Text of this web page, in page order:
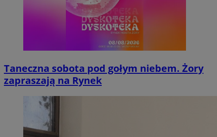
Taneczna sobota pod gołym niebem. Żory
zapraszają na Rynek